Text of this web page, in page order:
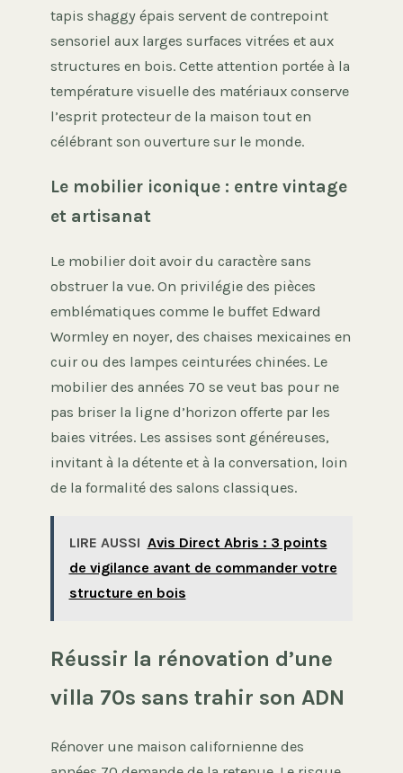
tapis shaggy épais servent de contrepoint
sensoriel aux larges surfaces vitrées et aux
structures en bois. Cette attention portée à la
température visuelle des matériaux conserve
l’esprit protecteur de la maison tout en
célébrant son ouverture sur le monde.
Le mobilier iconique : entre vintage
et artisanat
Le mobilier doit avoir du caractère sans
obstruer la vue. On privilégie des pièces
emblématiques comme le buffet Edward
Wormley en noyer, des chaises mexicaines en
cuir ou des lampes ceinturées chinées. Le
mobilier des années 70 se veut bas pour ne
pas briser la ligne d’horizon offerte par les
baies vitrées. Les assises sont généreuses,
invitant à la détente et à la conversation, loin
de la formalité des salons classiques.
LIRE AUSSI Avis Direct Abris : 3 points
de vigilance avant de commander votre
structure en bois
Réussir la rénovation d’une
villa 70s sans trahir son ADN
Rénover une maison californienne des